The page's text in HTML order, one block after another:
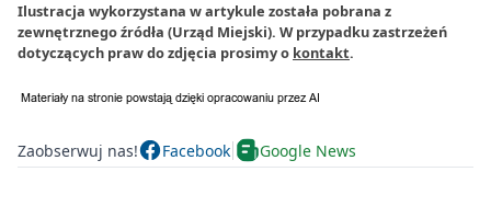
Ilustracja wykorzystana w artykule została pobrana z
zewnętrznego źródła (Urząd Miejski). W przypadku zastrzeżeń
dotyczących praw do zdjęcia prosimy o kontakt.
Zaobserwuj nas! Facebook Google News